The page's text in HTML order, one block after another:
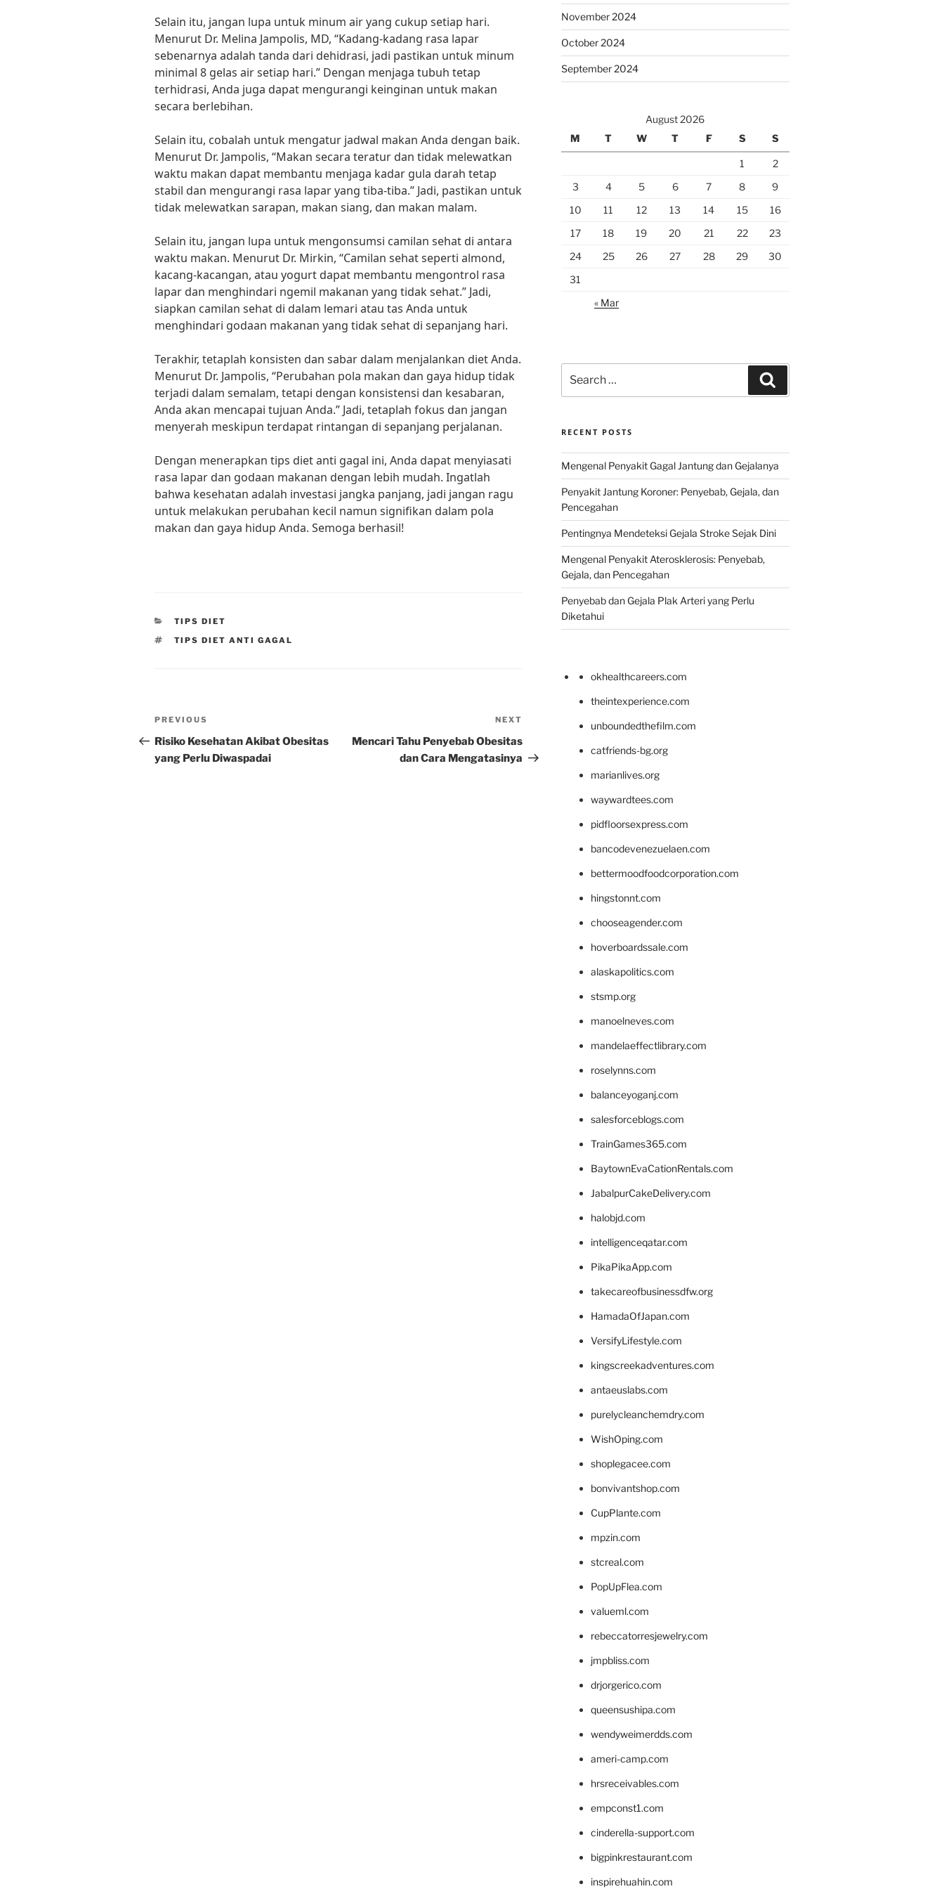
Selain itu, jangan lupa untuk minum air yang cukup setiap hari.
Menurut Dr. Melina Jampolis, MD, “Kadang-kadang rasa lapar
sebenarnya adalah tanda dari dehidrasi, jadi pastikan untuk minum
minimal 8 gelas air setiap hari.” Dengan menjaga tubuh tetap
terhidrasi, Anda juga dapat mengurangi keinginan untuk makan
secara berlebihan.
Selain itu, cobalah untuk mengatur jadwal makan Anda dengan baik.
Menurut Dr. Jampolis, “Makan secara teratur dan tidak melewatkan
waktu makan dapat membantu menjaga kadar gula darah tetap
stabil dan mengurangi rasa lapar yang tiba-tiba.” Jadi, pastikan untuk
tidak melewatkan sarapan, makan siang, dan makan malam.
Selain itu, jangan lupa untuk mengonsumsi camilan sehat di antara
waktu makan. Menurut Dr. Mirkin, “Camilan sehat seperti almond,
kacang-kacangan, atau yogurt dapat membantu mengontrol rasa
lapar dan menghindari ngemil makanan yang tidak sehat.” Jadi,
siapkan camilan sehat di dalam lemari atau tas Anda untuk
menghindari godaan makanan yang tidak sehat di sepanjang hari.
Terakhir, tetaplah konsisten dan sabar dalam menjalankan diet Anda.
Menurut Dr. Jampolis, “Perubahan pola makan dan gaya hidup tidak
terjadi dalam semalam, tetapi dengan konsistensi dan kesabaran,
Anda akan mencapai tujuan Anda.” Jadi, tetaplah fokus dan jangan
menyerah meskipun terdapat rintangan di sepanjang perjalanan.
Dengan menerapkan tips diet anti gagal ini, Anda dapat menyiasati
rasa lapar dan godaan makanan dengan lebih mudah. Ingatlah
bahwa kesehatan adalah investasi jangka panjang, jadi jangan ragu
untuk melakukan perubahan kecil namun signifikan dalam pola
makan dan gaya hidup Anda. Semoga berhasil!
CATEGORIES
TIPS DIET
TAGS
TIPS DIET ANTI GAGAL
Post
navigation
Previous
Post
PREVIOUS
Risiko Kesehatan Akibat Obesitas
yang Perlu Diwaspadai
Post
NEXT
Mencari Tahu Penyebab Obesitas
dan Cara Mengatasinya
November 2024
October 2024
September 2024
August 2026
M
T W T F S S
1
2
3
4 5 6 7 8
9
10
11 12 13 14 15
16
17
18 19 20 21 22
23
24
25 26 27 28 29
30
31
« Mar
for:
RECENT POSTS
Mengenal Penyakit Gagal Jantung dan Gejalanya
Penyakit Jantung Koroner: Penyebab, Gejala, dan
Pencegahan
Pentingnya Mendeteksi Gejala Stroke Sejak Dini
Mengenal Penyakit Aterosklerosis: Penyebab,
Gejala, dan Pencegahan
Penyebab dan Gejala Plak Arteri yang Perlu
Diketahui
okhealthcareers.com
theintexperience.com
unboundedthefilm.com
catfriends-bg.org
marianlives.org
waywardtees.com
pidfloorsexpress.com
bancodevenezuelaen.com
bettermoodfoodcorporation.com
hingstonnt.com
chooseagender.com
hoverboardssale.com
alaskapolitics.com
stsmp.org
manoelneves.com
mandelaeffectlibrary.com
roselynns.com
balanceyoganj.com
salesforceblogs.com
TrainGames365.com
BaytownEvaCationRentals.com
JabalpurCakeDelivery.com
halobjd.com
intelligenceqatar.com
PikaPikaApp.com
takecareofbusinessdfw.org
HamadaOfJapan.com
VersifyLifestyle.com
kingscreekadventures.com
antaeuslabs.com
purelycleanchemdry.com
WishOping.com
shoplegacee.com
bonvivantshop.com
CupPlante.com
mpzin.com
stcreal.com
PopUpFlea.com
valueml.com
rebeccatorresjewelry.com
jmpbliss.com
drjorgerico.com
queensushipa.com
wendyweimerdds.com
ameri-camp.com
hrsreceivables.com
empconst1.com
cinderella-support.com
bigpinkrestaurant.com
inspirehuahin.com